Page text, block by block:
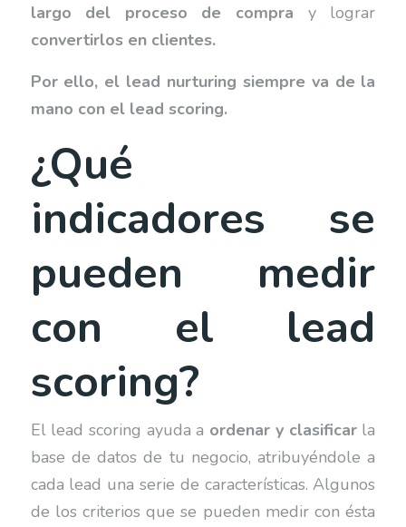
largo del proceso de compra y lograr
convertirlos en clientes.
Por ello, el lead nurturing siempre va de la
mano con el lead scoring.
¿Qué
indicadores se
pueden medir
con el lead
scoring?
El lead scoring ayuda a ordenar y clasificar la
base de datos de tu negocio, atribuyéndole a
cada lead una serie de características. Algunos
de los criterios que se pueden medir con ésta